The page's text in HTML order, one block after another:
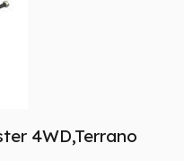
4WD,Terrano